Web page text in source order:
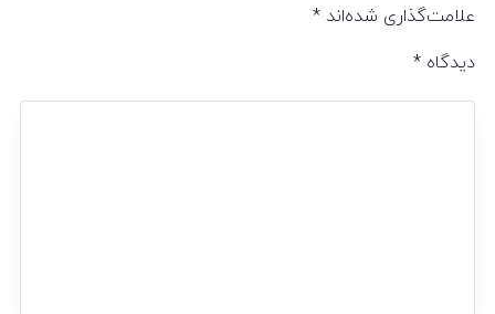
علامت‌گذاری شده‌اند *
دیدگاه *